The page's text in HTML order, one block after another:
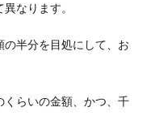
中には、なかなか試合に勝て
ている人もいるのではない
なります。
半分を目処にして、お
くらいの金額、かつ、千